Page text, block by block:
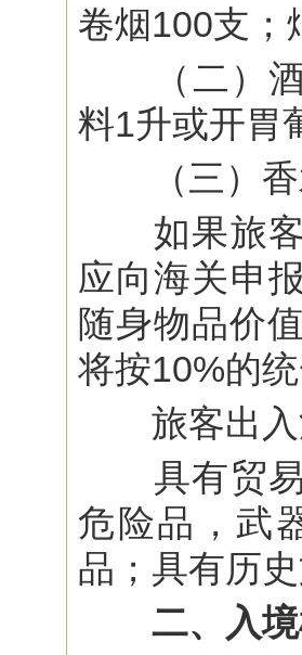
卷烟100支；
（二）酒
料1升或开胃
（三）香
如果旅客
应向海关申
随身物品价
将按10%的
旅客出入
具有贸易
危险品，武
品；具有历
二、入